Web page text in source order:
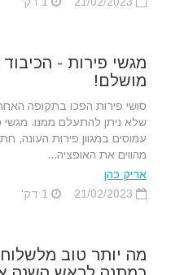
מגשי פירות -
מושלם!
סושי פירות הפכו בתקופה
שלא ניתן להתעלם ממנו. מגשי
עמוסים במגוון פירות העונה,
מהווים את האופציה...
אריק כהן
מה יותר טוב